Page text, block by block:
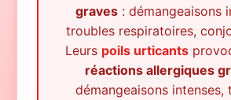
graves : démangeaisons
troubles respiratoires,
Leurs poils urticants
réactions allergiques
démangeaisons intenses,